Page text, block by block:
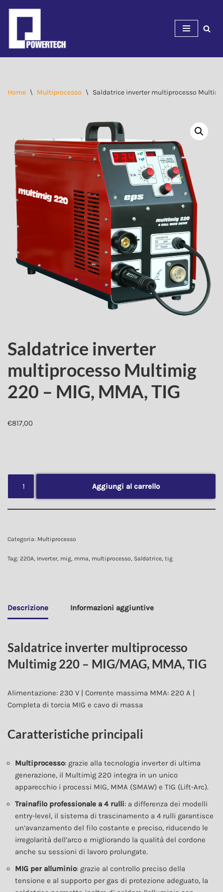
contenuto
Home \ Multiprocesso \ Saldatrice inverter multiprocesso
Saldatrice inverter
multiprocesso Multimig
220 – MIG, MMA, TIG
€817,00
Aggiungi al carrello
Categoria: Multiprocesso
Tag: 220A, Inverter, mig, mma, multiprocesso, Saldatrice, tig
Descrizione Informazioni aggiuntive
Saldatrice inverter multiprocesso
Multimig 220 – MIG/MAG, MMA, TIG
Alimentazione: 230 V | Corrente massima MMA: 220 A |
Completa di torcia MIG e cavo di massa
Caratteristiche principali
Multiprocesso: grazie alla tecnologia inverter di ultima
generazione, il Multimig 220 integra in un unico
apparecchio i processi MIG, MMA (SMAW) e TIG (Lift‑Arc).
Trainafilo professionale a 4 rulli: a differenza dei modelli
entry-level, il sistema di trascinamento a 4 rulli garantisce
un’avanzamento del filo costante e preciso, riducendo le
irregolarità dell’arco e migliorando la qualità del cordone
anche su sessioni di lavoro prolungate.
MIG per alluminio: grazie al controllo preciso della
tensione e al supporto per gas di protezione adeguato, la